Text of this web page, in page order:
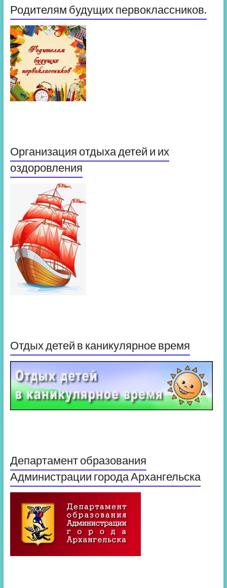
Родителям будущих первоклассников.
Организация отдыха детей и их
оздоровления
Отдых детей в каникулярное время
Департамент образования
Администрации города Архангельска